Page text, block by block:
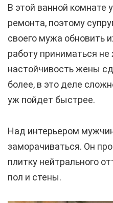
В этой ванной комнате
ремонта, поэтому
своего мужа обновить
работу приниматься не
настойчивость жены
более, в это деле
уж пойдет быстрее.
Над интерьером
заморачиваться. Он
плитку нейтрального
пол и стены.